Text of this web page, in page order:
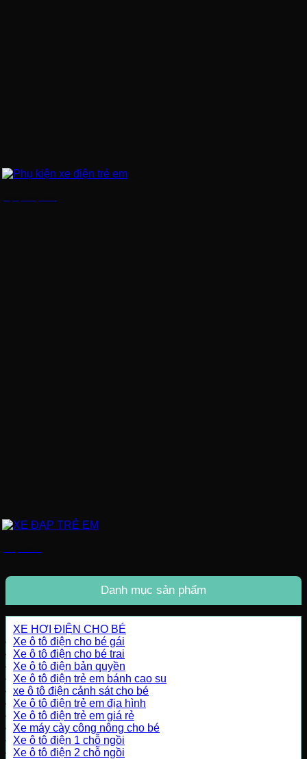
Danh mục sản phẩm
XE HƠI ĐIỆN CHO BÉ
Xe ô tô điện cho bé gái
Xe ô tô điện cho bé trai
Xe ô tô điện bản quyền
Xe ô tô điện trẻ em bánh cao su
xe ô tô điện cảnh sát cho bé
Xe ô tô điện trẻ em địa hình
Xe ô tô điện trẻ em giá rẻ
Xe máy cày công nông cho bé
Xe ô tô điện 1 chỗ ngồi
Xe ô tô điện 2 chỗ ngồi